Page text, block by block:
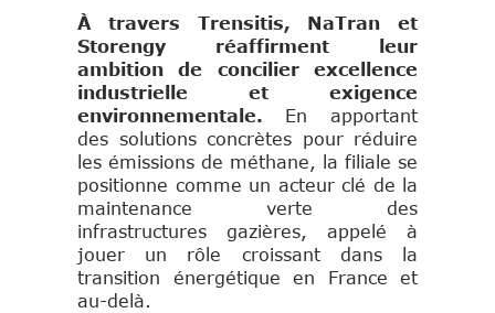
À travers Trensitis, NaTran et
Storengy réaffirment leur
ambition de concilier excellence
industrielle et exigence
environnementale.
En apportant
des solutions concrètes pour réduire
les émissions de méthane, la filiale se
positionne comme un acteur clé de la
maintenance verte des
infrastructures gazières, appelé à
jouer un rôle croissant dans la
transition énergétique en France et
au-delà.